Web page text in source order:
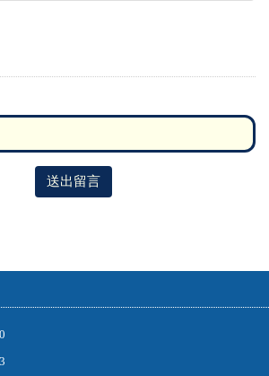
送出留言